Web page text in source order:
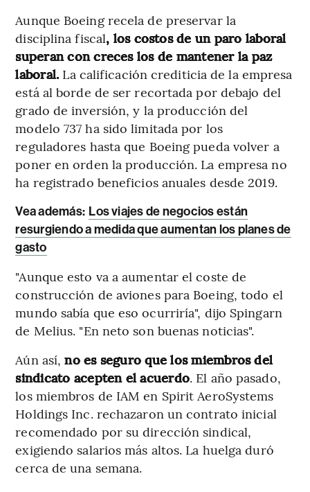
Aunque Boeing recela de preservar la
disciplina fiscal, los costos de un paro laboral
superan con creces los de mantener la paz
laboral. La calificación crediticia de la empresa
está al borde de ser recortada por debajo del
grado de inversión, y la producción del
modelo 737 ha sido limitada por los
reguladores hasta que Boeing pueda volver a
poner en orden la producción. La empresa no
ha registrado beneficios anuales desde 2019.
Vea además: Los viajes de negocios están
resurgiendo a medida que aumentan los planes de
gasto
"Aunque esto va a aumentar el coste de
construcción de aviones para Boeing, todo el
mundo sabía que eso ocurriría", dijo Spingarn
de Melius. "En neto son buenas noticias".
Aún así,no es seguro que los miembros del
sindicato acepten el acuerdo. El año pasado,
los miembros de IAM en Spirit AeroSystems
Holdings Inc. rechazaron un contrato inicial
recomendado por su dirección sindical,
exigiendo salarios más altos. La huelga duró
cerca de una semana.